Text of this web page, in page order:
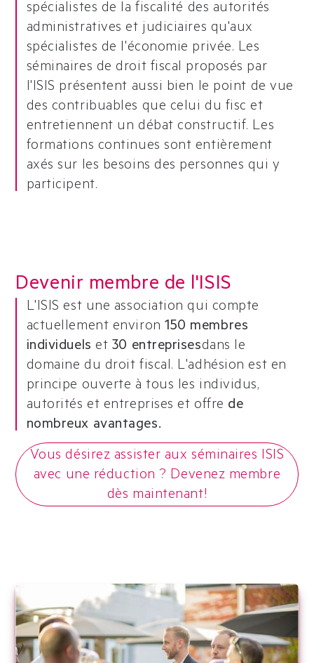
spécialistes de la fiscalité des autorités
administratives et judiciaires qu'aux
spécialistes de l'économie privée. Les
séminaires de droit fiscal proposés par
l'ISIS présentent aussi bien le point de vue
des contribuables que celui du fisc et
entretiennent un débat constructif. Les
formations continues sont entièrement
axés sur les besoins des personnes qui y
participent.
Devenir membre de l'ISIS
L'ISIS est une association qui compte
actuellement environ150 membres
individuels et 30 entreprisesdans le
domaine du droit fiscal. L'adhésion est en
principe ouverte à tous les individus,
autorités et entreprises et offre de
nombreux avantages.
Vous désirez assister aux séminaires ISIS
avec une réduction ? Devenez membre
dès maintenant!